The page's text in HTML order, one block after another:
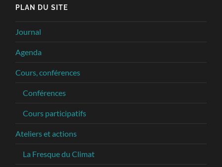
PLAN DU SITE
Journal
Agenda
Cours, conférences
Conférences
Cours participatifs
Ateliers et actions
La Fresque du Climat